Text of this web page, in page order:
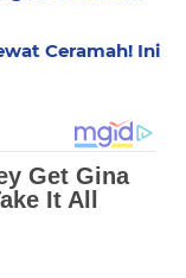
Ceramah! Ini